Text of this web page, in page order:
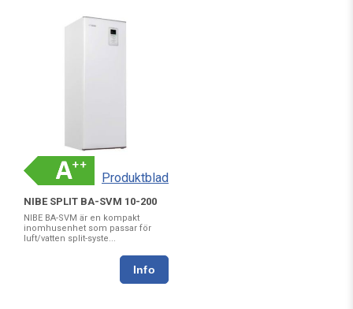
Produktblad
NIBE SPLIT BA-SVM 10-200
NIBE BA-SVM är en kompakt
inomhusenhet som passar för
luft/vatten split-syste...